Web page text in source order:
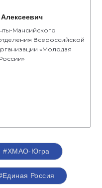
Мансийского
Всероссийской
«Молодая
#ХМАО-Югра
Россия